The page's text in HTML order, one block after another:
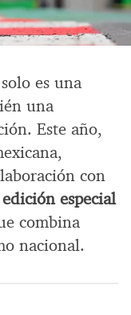
es una
una
Este año,
con
edición especial
combina
nacional.